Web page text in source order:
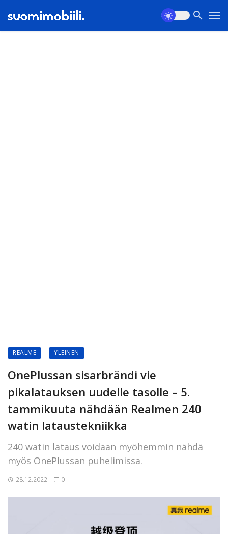
REALME YLEINEN
OnePlussan sisarbrändi vie
pikalatauksen uudelle tasolle – 5.
tammikuuta nähdään Realmen 240
watin lataustekniikka
240 watin lataus voidaan myöhemmin nähdä
myös OnePlussan puhelimissa.
28.12.2022 0